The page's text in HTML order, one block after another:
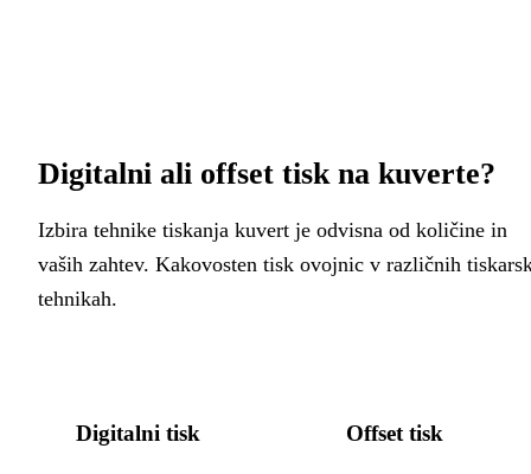
Digitalni ali offset tisk na kuverte?
Izbira tehnike tiskanja kuvert je odvisna od količine in
vaših zahtev. Kakovosten tisk ovojnic v različnih
tehnikah.
Digitalni tisk Offset tisk